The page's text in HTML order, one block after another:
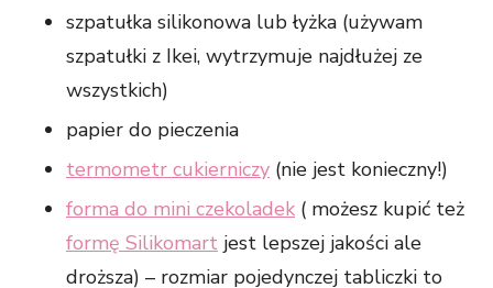
szpatułka silikonowa lub łyżka (używam
szpatułki z Ikei, wytrzymuje najdłużej ze
wszystkich)
papier do pieczenia
termometr cukierniczy (nie jest konieczny!)
forma do mini czekoladek ( możesz kupić też
formę Silikomart jest lepszej jakości ale
droższa) – rozmiar pojedynczej tabliczki to